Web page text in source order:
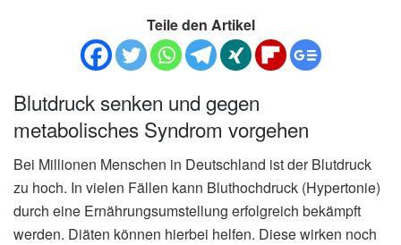
Teile den Artikel
Blutdruck senken und gegen
metabolisches Syndrom vorgehen
Bei Millionen Menschen in Deutschland ist der Blutdruck
zu hoch. In vielen Fällen kann Bluthochdruck (Hypertonie)
durch eine Ernährungsumstellung erfolgreich bekämpft
werden. Diäten können hierbei helfen. Diese wirken noch